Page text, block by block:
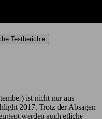
Testberichte
ist nicht nur aus
2017. Trotz der Absagen
werden auch etliche